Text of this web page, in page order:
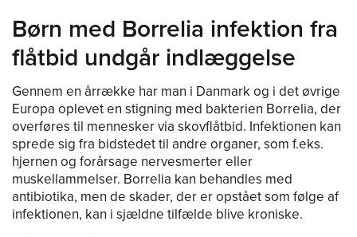
Børn med Borrelia infektion fra
flåtbid undgår indlæggelse
Gennem en årrække har man i Danmark og i det øvrige
Europa oplevet en stigning med bakterien Borrelia, der
overføres til mennesker via skovflåtbid. Infektionen kan
sprede sig fra bidstedet til andre organer, som f.eks.
hjernen og forårsage nervesmerter eller
muskellammelser. Borrelia kan behandles med
antibiotika, men de skader, der er opstået som følge af
infektionen, kan i sjældne tilfælde blive kroniske.